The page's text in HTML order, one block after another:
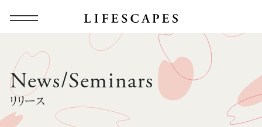
News/Seminars
リリース